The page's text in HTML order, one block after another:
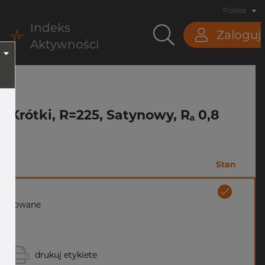
Indeks
Aktywności
Zaloguj
Polska
Krótki, R=225, Satynowy, Rₐ 0,8
Stan
drukuj etykiete